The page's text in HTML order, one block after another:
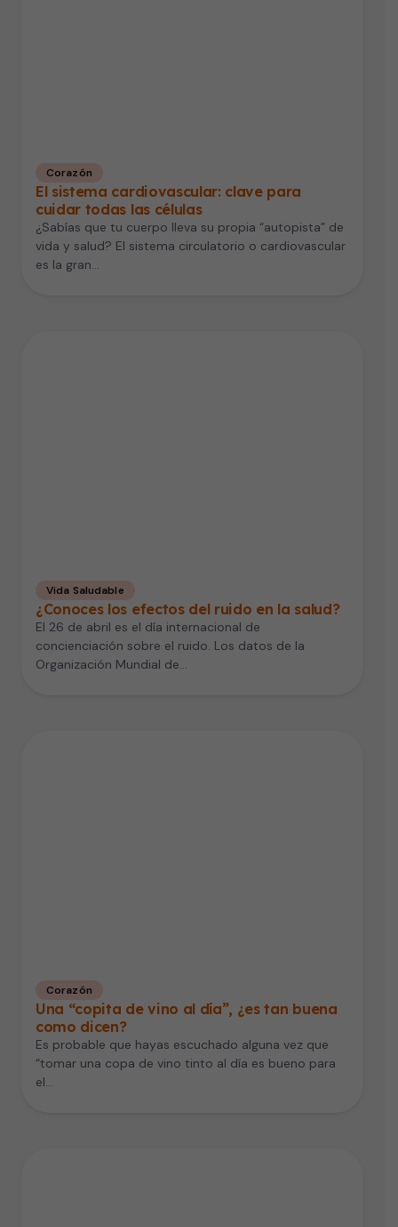
Corazón
El sistema cardiovascular: clave para
cuidar todas las células
¿Sabías que tu cuerpo lleva su propia “autopista” de
vida y salud? El sistema circulatorio o cardiovascular
es la gran…
Vida Saludable
¿Conoces los efectos del ruido en la salud?
El 26 de abril es el día internacional de
concienciación sobre el ruido. Los datos de la
Organización Mundial de…
Corazón
Una “copita de vino al día”, ¿es tan buena
como dicen?
Es probable que hayas escuchado alguna vez que
“tomar una copa de vino tinto al día es bueno para
el…